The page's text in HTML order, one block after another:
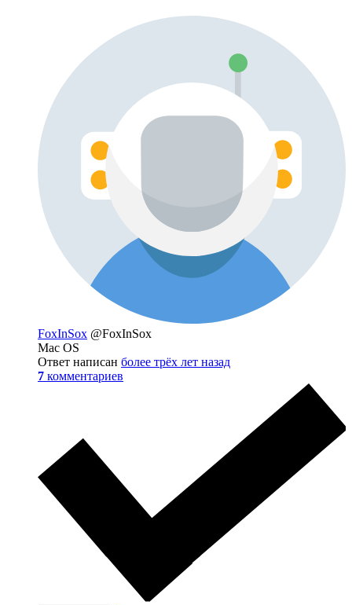
FoxInSox @FoxInSox
Mac OS
Ответ написан более трёх лет назад
7 комментариев